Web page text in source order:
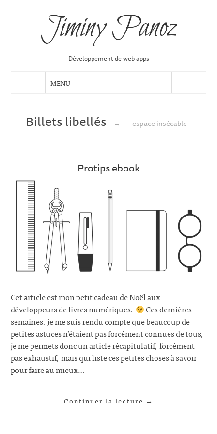
Jiminy Panoz
Développement de web apps
Billets libellés → espace insécable
Protips ebook
Cet article est mon petit cadeau de Noël aux
développeurs de livres numériques.
Ces dernières
semaines, je me suis rendu compte que beaucoup de
petites astuces n’étaient pas forcément connues de tous,
je me permets donc un article récapitulatif, forcément
pas exhaustif, mais qui liste ces petites choses à savoir
pour faire au mieux…
Continuer la lecture →